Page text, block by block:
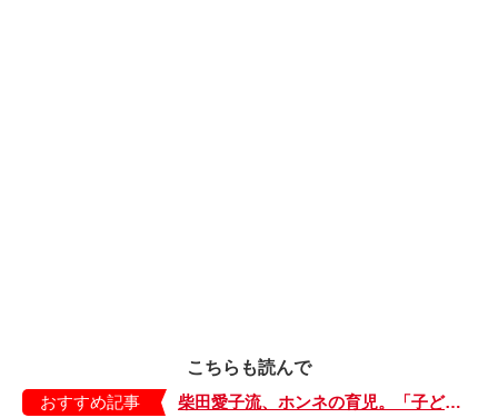
こちらも読んで
おすすめ記事
柴田愛子流、ホンネの育児。「子どもは食べて出して機嫌よくしていればOK」【最新号からちょっと見せ】